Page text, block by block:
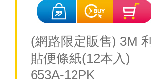
(網路限定販售) 3M 利
貼便條紙(12本入)
653A-12PK